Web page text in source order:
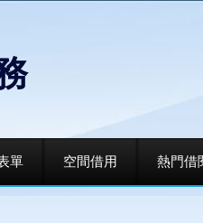
單 空間借用 熱門借